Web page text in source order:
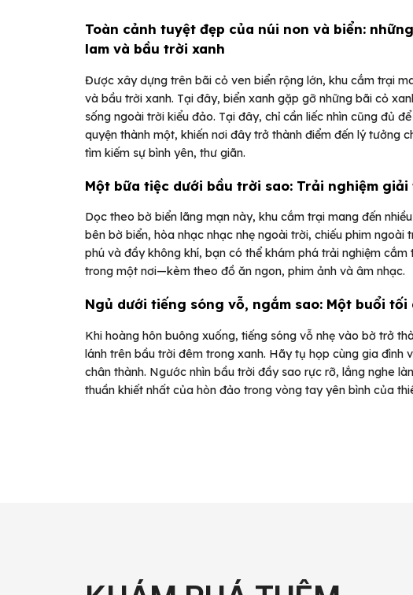
Toàn cảnh tuyệt đẹp của núi non và biển:
lam và bầu trời xanh
Được xây dựng trên bãi cỏ ven biển rộng lớn, khu cắm trại
và bầu trời xanh. Tại đây, biển xanh gặp gỡ những bãi cỏ
sống ngoài trời kiểu đảo. Tại đây, chỉ cần liếc nhìn cũng đủ
quyện thành một, khiến nơi đây trở thành điểm đến lý tưởng
tìm kiếm sự bình yên, thư giãn.
Một bữa tiệc dưới bầu trời sao: Trải nghiệm
Dọc theo bờ biển lãng mạn này, khu cắm trại mang đến
bên bờ biển, hòa nhạc nhạc nhẹ ngoài trời, chiếu phim
phú và đầy không khí, bạn có thể khám phá trải nghiệm
trong một nơi—kèm theo đồ ăn ngon, phim ảnh và âm nhạc.
Ngủ dưới tiếng sóng vỗ, ngắm sao: Một buổi
Khi hoàng hôn buông xuống, tiếng sóng vỗ nhẹ vào bờ trở
lánh trên bầu trời đêm trong xanh. Hãy tụ họp cùng gia đình
chân thành. Ngước nhìn bầu trời đầy sao rực rỡ, lắng nghe
thuần khiết nhất của hòn đảo trong vòng tay yên bình của